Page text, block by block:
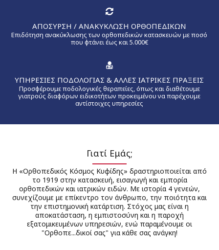
ΑΠΟΣΥΡΣΗ / ΑΝΑΚΥΚΛΩΣΗ ΟΡΘΟΠΕΔΙΚΩΝ
Επιδότηση ανακύκλωσης των ορθοπεδικών κατασκευών με ποσό
που φτάνει έως και 5.000€
ΥΠΗΡΕΣΙΕΣ ΠΟΔΟΛΟΓΙΑΣ & ΑΛΛΕΣ ΙΑΤΡΙΚΕΣ ΠΡΑΞΕΙΣ
Προσφέρουμε ποδολογικές θεραπείες, όπως και διαθέτουμε
γιατρούς διαφόρων ειδικοτήτων προκειμένου να παρέχουμε
αντίστοιχες υπηρεσίες
Γιατί Εμάς;
Η «Ορθοπεδικός Κόσμος Κυφίδης» δραστηριοποιείται από
το 1919 στην κατασκευή, εισαγωγή και εμπορία
ορθοπεδικών και ιατρικών ειδών. Με ιστορία 4 γενεών,
συνεχίζουμε με επίκεντρο τον άνθρωπο, την ποιότητα και
την επιστημονική κατάρτιση. Στόχος μας είναι η
αποκατάσταση, η εμπιστοσύνη και η παροχή
εξατομικευμένων υπηρεσιών, ενώ παραμένουμε οι
"Ορθοπε...δικοί σας" για κάθε σας ανάγκη!